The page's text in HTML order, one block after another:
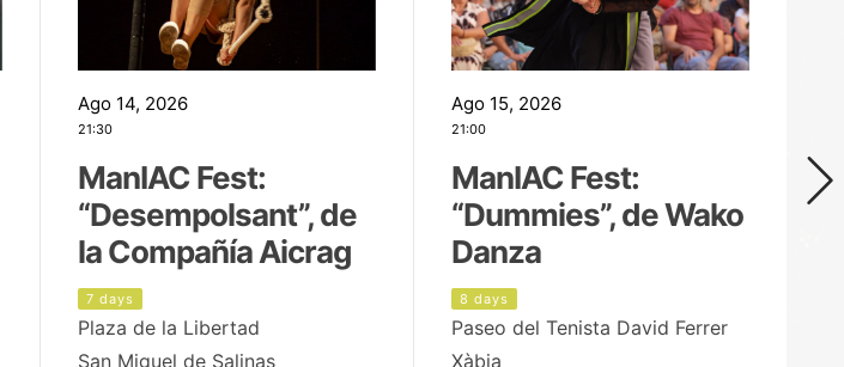
Ago 14, 2026
21:30
ManIAC Fest:
“Desempolsant”, de
la Compañía Aicrag
7 days
Plaza de la Libertad
San Miguel de Salinas
Ago 15, 2026
21:00
ManIAC Fest:
“Dummies”, de Wako
Danza
8 days
Paseo del Tenista David Ferrer
Xàbia